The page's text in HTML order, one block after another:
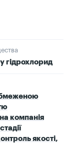
гідрохлорид
компанія
якості,